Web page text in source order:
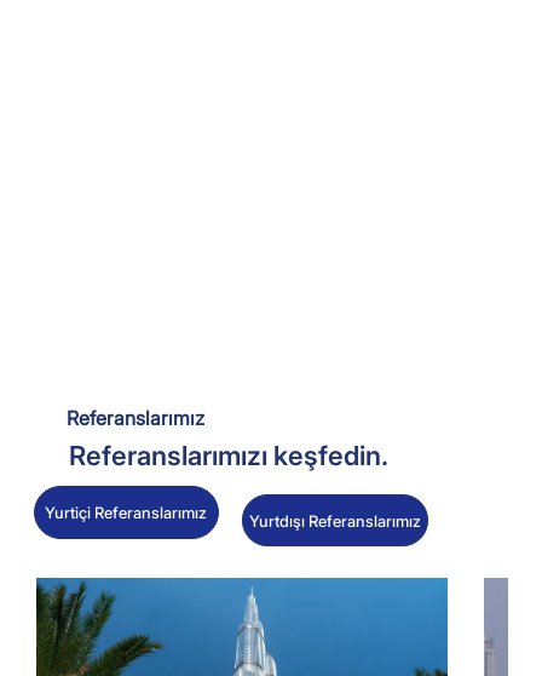
Referanslarımız
Referanslarımızı keşfedin.
Yurtdışı Referanslarımız
Yurtiçi Referanslarımız